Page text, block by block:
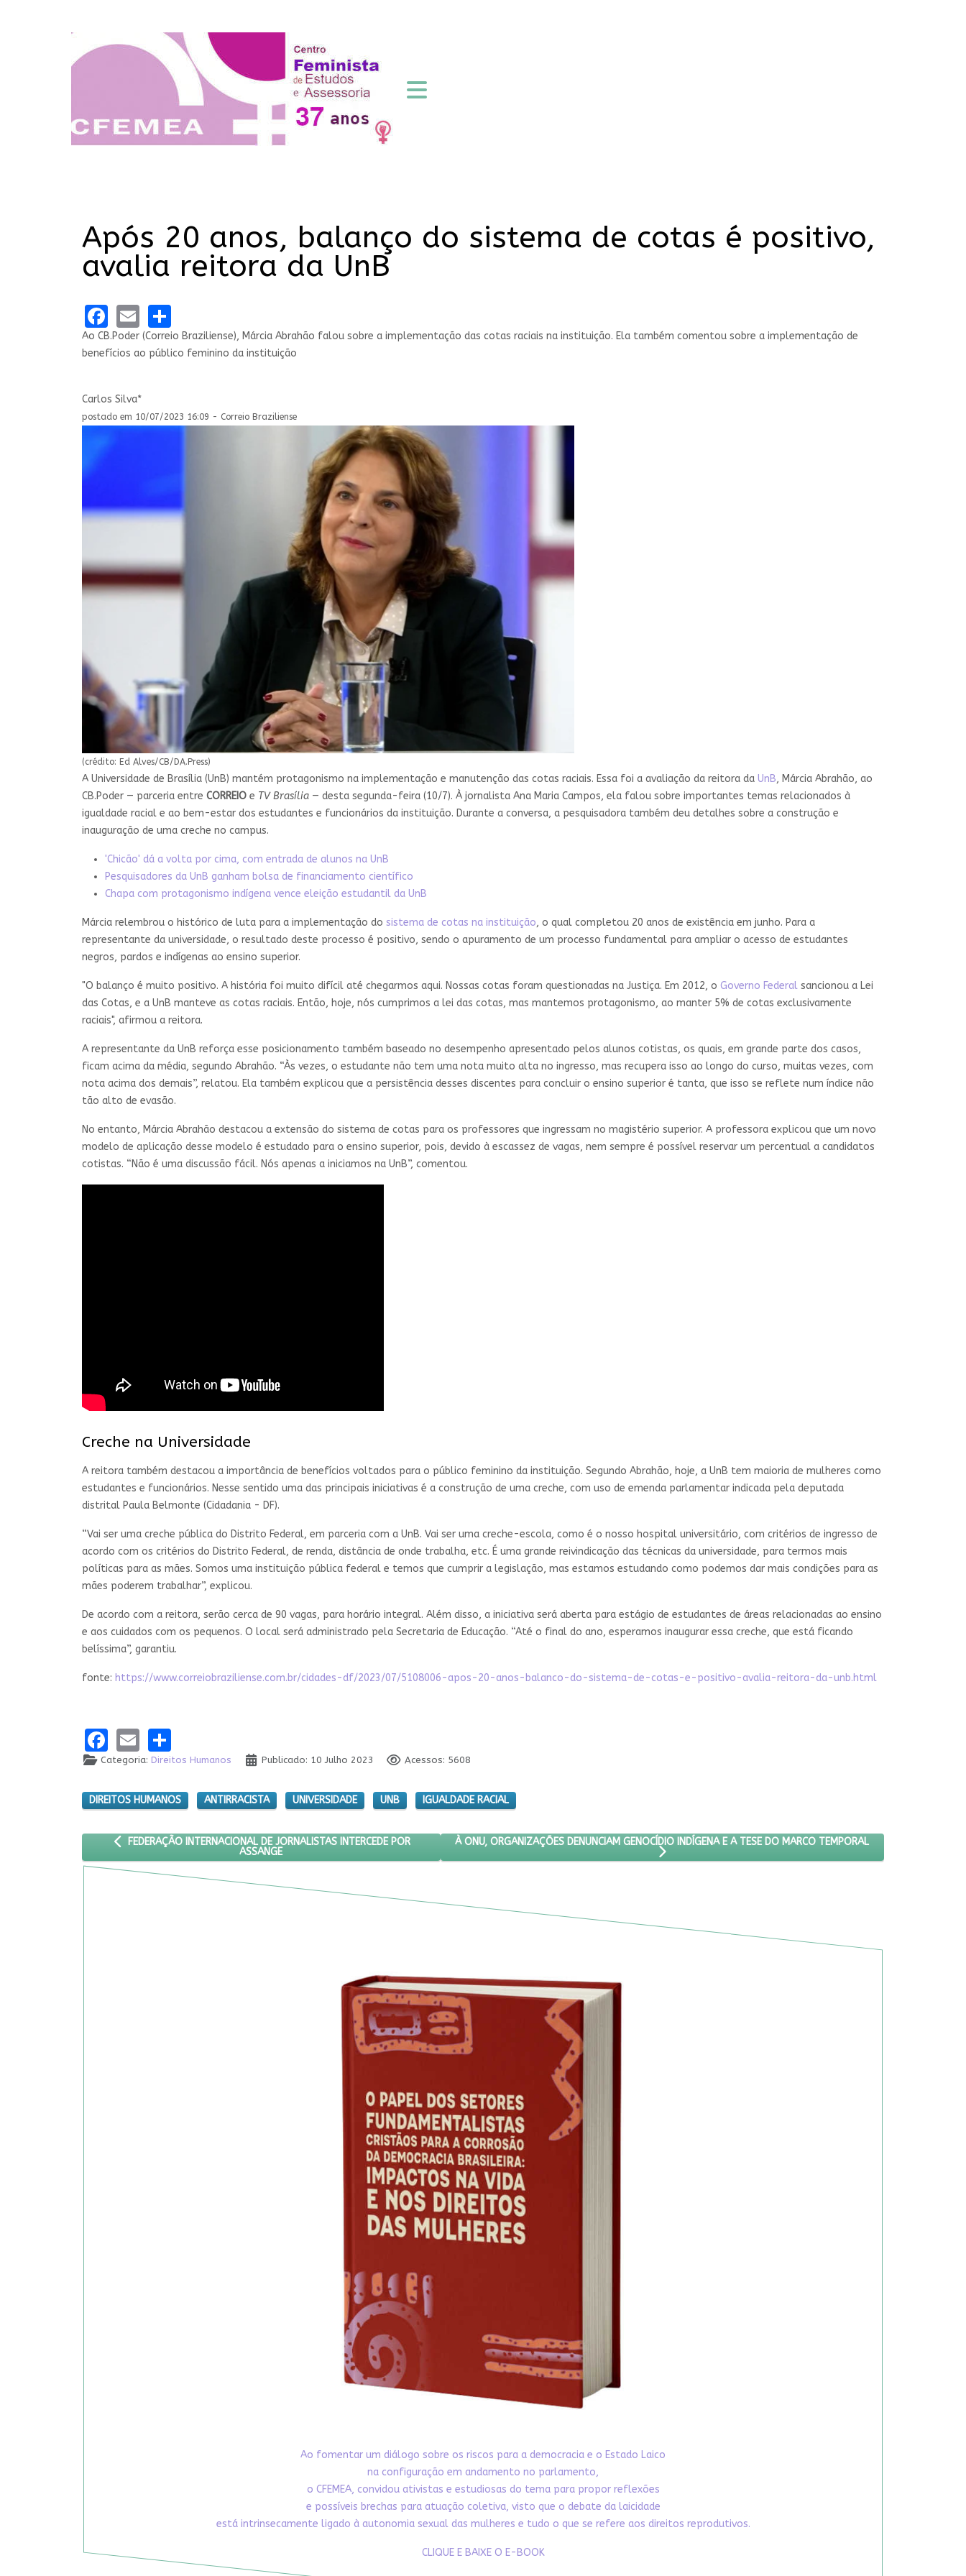
Após 20 anos, balanço do sistema de cotas é positivo,
avalia reitora da UnB
Facebook
Email
Ao CB.Poder (Correio Braziliense), Márcia Abrahão falou sobre a implementação das cotas raciais na instituição. Ela também comentou sobre a implementação de
benefícios ao público feminino da instituição
Carlos Silva*
postado em 10/07/2023 16:09 - Correio Braziliense
(crédito: Ed Alves/CB/DA.Press)
A Universidade de Brasília (UnB) mantém protagonismo na implementação e manutenção das cotas raciais. Essa foi a avaliação da reitora da UnB, Márcia Abrahão, ao
CB.Poder — parceria entre CORREIO e TV Brasília — desta segunda-feira (10/7). À jornalista Ana Maria Campos, ela falou sobre importantes temas relacionados à
igualdade racial e ao bem-estar dos estudantes e funcionários da instituição. Durante a conversa, a pesquisadora também deu detalhes sobre a construção e
inauguração de uma creche no campus.
'Chicão' dá a volta por cima, com entrada de alunos na UnB
Pesquisadores da UnB ganham bolsa de financiamento científico
Chapa com protagonismo indígena vence eleição estudantil da UnB
Márcia relembrou o histórico de luta para a implementação do sistema de cotas na instituição, o qual completou 20 anos de existência em junho. Para a
representante da universidade, o resultado deste processo é positivo, sendo o apuramento de um processo fundamental para ampliar o acesso de estudantes
negros, pardos e indígenas ao ensino superior.
"O balanço é muito positivo. A história foi muito difícil até chegarmos aqui. Nossas cotas foram questionadas na Justiça. Em 2012, o Governo Federal sancionou a Lei
das Cotas, e a UnB manteve as cotas raciais. Então, hoje, nós cumprimos a lei das cotas, mas mantemos protagonismo, ao manter 5% de cotas exclusivamente
raciais", afirmou a reitora.
A representante da UnB reforça esse posicionamento também baseado no desempenho apresentado pelos alunos cotistas, os quais, em grande parte dos casos,
ficam acima da média, segundo Abrahão. “Às vezes, o estudante não tem uma nota muito alta no ingresso, mas recupera isso ao longo do curso, muitas vezes, com
nota acima dos demais”, relatou. Ela também explicou que a persistência desses discentes para concluir o ensino superior é tanta, que isso se reflete num índice não
tão alto de evasão.
No entanto, Márcia Abrahão destacou a extensão do sistema de cotas para os professores que ingressam no magistério superior. A professora explicou que um novo
modelo de aplicação desse modelo é estudado para o ensino superior, pois, devido à escassez de vagas, nem sempre é possível reservar um percentual a candidatos
cotistas. “Não é uma discussão fácil. Nós apenas a iniciamos na UnB”, comentou.
Creche na Universidade
A reitora também destacou a importância de benefícios voltados para o público feminino da instituição. Segundo Abrahão, hoje, a UnB tem maioria de mulheres como
estudantes e funcionários. Nesse sentido uma das principais iniciativas é a construção de uma creche, com uso de emenda parlamentar indicada pela deputada
distrital Paula Belmonte (Cidadania - DF).
“Vai ser uma creche pública do Distrito Federal, em parceria com a UnB. Vai ser uma creche-escola, como é o nosso hospital universitário, com critérios de ingresso de
acordo com os critérios do Distrito Federal, de renda, distância de onde trabalha, etc. É uma grande reivindicação das técnicas da universidade, para termos mais
políticas para as mães. Somos uma instituição pública federal e temos que cumprir a legislação, mas estamos estudando como podemos dar mais condições para as
mães poderem trabalhar”, explicou.
De acordo com a reitora, serão cerca de 90 vagas, para horário integral. Além disso, a iniciativa será aberta para estágio de estudantes de áreas relacionadas ao ensino
e aos cuidados com os pequenos. O local será administrado pela Secretaria de Educação. “Até o final do ano, esperamos inaugurar essa creche, que está ficando
belíssima”, garantiu.
fonte: https://www.correiobraziliense.com.br/cidades-df/2023/07/5108006-apos-20-anos-balanco-do-sistema-de-cotas-e-positivo-avalia-reitora-da-unb.html
Facebook
Email
Categoria: Direitos Humanos Publicado: 10 Julho 2023 Acessos: 5608
DIREITOS HUMANOS ANTIRRACISTA UNIVERSIDADE UNB IGUALDADE RACIAL
ARTIGO ANTERIOR: FEDERAÇÃO INTERNACIONAL DE JORNALISTAS INTERCEDE POR ASSANGE
FEDERAÇÃO INTERNACIONAL DE JORNALISTAS INTERCEDE POR
ASSANGE
PRÓXIMO ARTIGO: À ONU, ORGANIZAÇÕES DENUNCIAM GENOCÍDIO INDÍGENA E A TESE DO MARCO TEMPORAL
À ONU, ORGANIZAÇÕES DENUNCIAM GENOCÍDIO INDÍGENA E A TESE DO MARCO TEMPORAL
Ao fomentar um diálogo sobre os riscos para a democracia e o Estado Laico
na configuração em andamento no parlamento,
o CFEMEA, convidou ativistas e estudiosas do tema para propor reflexões
e possíveis brechas para atuação coletiva, visto que o debate da laicidade
está intrinsecamente ligado à autonomia sexual das mulheres e tudo o que se refere aos direitos reprodutivos.
CLIQUE E BAIXE O E-BOOK